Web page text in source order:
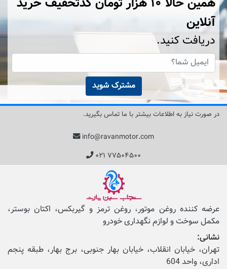
آنلاین
دریافت کنید.
مشترک شوید
در صورت نیاز به اطلاعات بیشتر با ما تماس بگیرید.
info@ravanmotor.com
۰۲۱ ۷۷۵۰۴۵۰۰
عرضه کننده روغن موتور، روغن ترمز و گیربکس، اکتان بوستر،
مکمل‌ سوخت و لوازم نگهداری خودرو
نشانی:
تهران، خیابان انقلاب، خیابان بهار جنوبی، برج بهار، طبقه پنجم
اداری، واحد 604